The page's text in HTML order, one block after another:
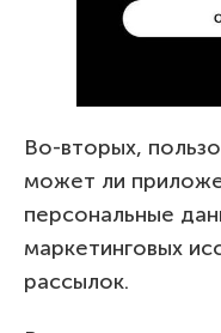
Во-вторых,
может ли
персональные
маркетинговых
рассылок.